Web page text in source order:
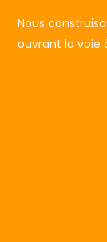
Nous
ouvrant la voie